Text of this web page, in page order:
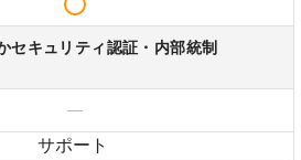
セキュリティ認証・内部統制
—
サポート